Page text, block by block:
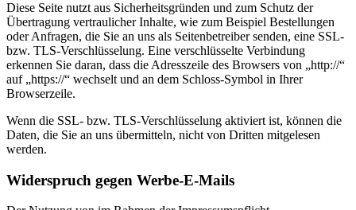
Diese Seite nutzt aus Sicherheitsgründen und zum Schutz der
Übertragung vertraulicher Inhalte, wie zum Beispiel Bestellungen
oder Anfragen, die Sie an uns als Seitenbetreiber senden, eine SSL-
bzw. TLS-Verschlüsselung. Eine verschlüsselte Verbindung
erkennen Sie daran, dass die Adresszeile des Browsers von „http://“
auf „https://“ wechselt und an dem Schloss-Symbol in Ihrer
Browserzeile.
Wenn die SSL- bzw. TLS-Verschlüsselung aktiviert ist, können die
Daten, die Sie an uns übermitteln, nicht von Dritten mitgelesen
werden.
Widerspruch gegen Werbe-E-Mails